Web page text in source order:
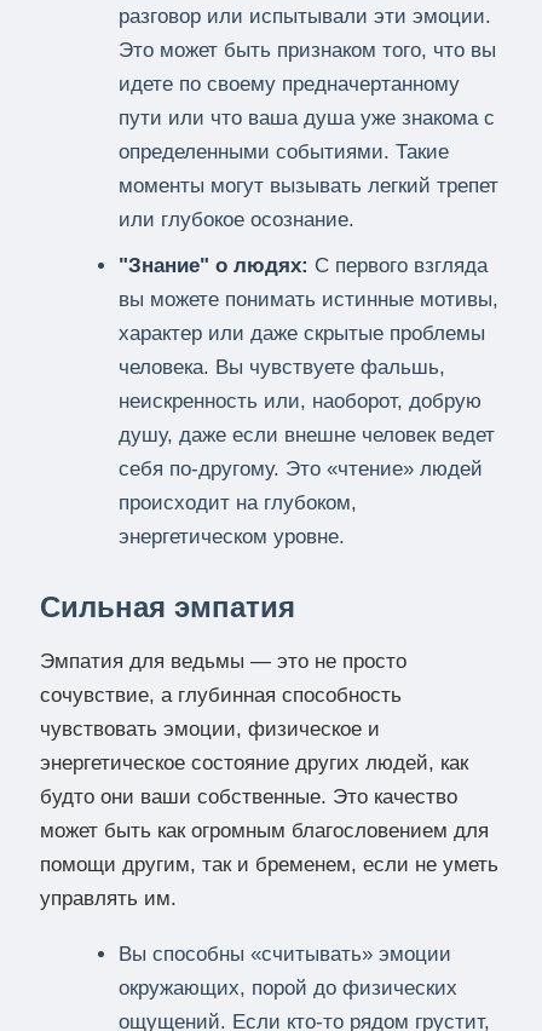
разговор или испытывали эти эмоции.
Это может быть признаком того, что вы
идете по своему предначертанному
пути или что ваша душа уже знакома с
определенными событиями. Такие
моменты могут вызывать легкий трепет
или глубокое осознание.
"Знание" о людях: С первого взгляда
вы можете понимать истинные мотивы,
характер или даже скрытые проблемы
человека. Вы чувствуете фальшь,
неискренность или, наоборот, добрую
душу, даже если внешне человек ведет
себя по-другому. Это «чтение» людей
происходит на глубоком,
энергетическом уровне.
Сильная эмпатия
Эмпатия для ведьмы — это не просто
сочувствие, а глубинная способность
чувствовать эмоции, физическое и
энергетическое состояние других людей, как
будто они ваши собственные. Это качество
может быть как огромным благословением для
помощи другим, так и бременем, если не уметь
управлять им.
Вы способны «считывать» эмоции
окружающих, порой до физических
ощущений. Если кто-то рядом грустит,